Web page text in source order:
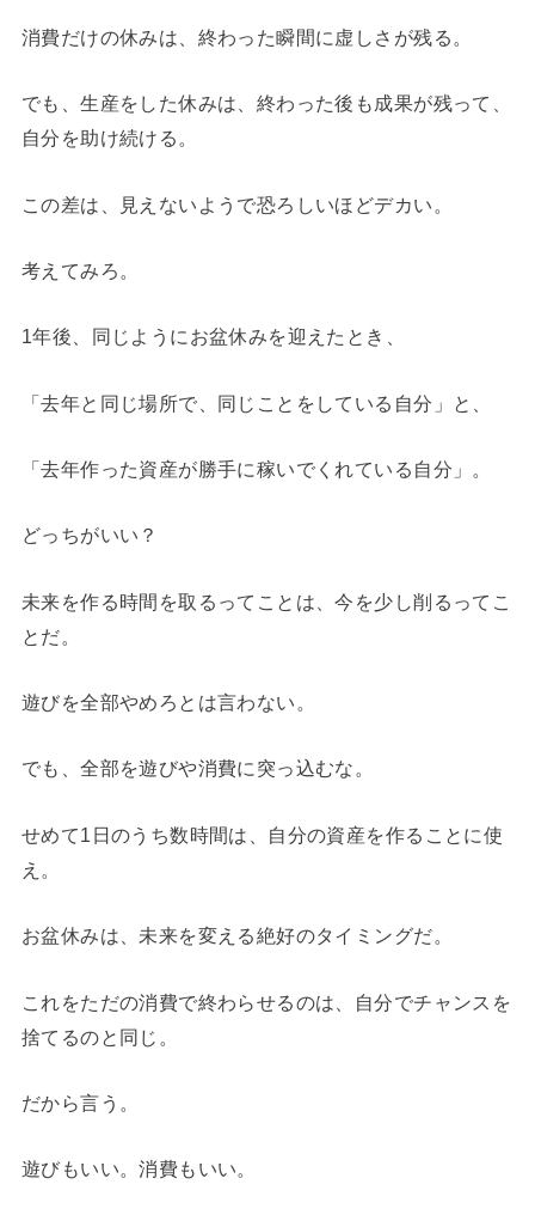
消費だけの休みは、終わった瞬間に虚しさが残る。
でも、生産をした休みは、終わった後も成果が残って、
自分を助け続ける。
この差は、見えないようで恐ろしいほどデカい。
考えてみろ。
1年後、同じようにお盆休みを迎えたとき、
「去年と同じ場所で、同じことをしている自分」と、
「去年作った資産が勝手に稼いでくれている自分」。
どっちがいい？
未来を作る時間を取るってことは、今を少し削るってこ
とだ。
遊びを全部やめろとは言わない。
でも、全部を遊びや消費に突っ込むな。
せめて1日のうち数時間は、自分の資産を作ることに使
え。
お盆休みは、未来を変える絶好のタイミングだ。
これをただの消費で終わらせるのは、自分でチャンスを
捨てるのと同じ。
だから言う。
遊びもいい。消費もいい。